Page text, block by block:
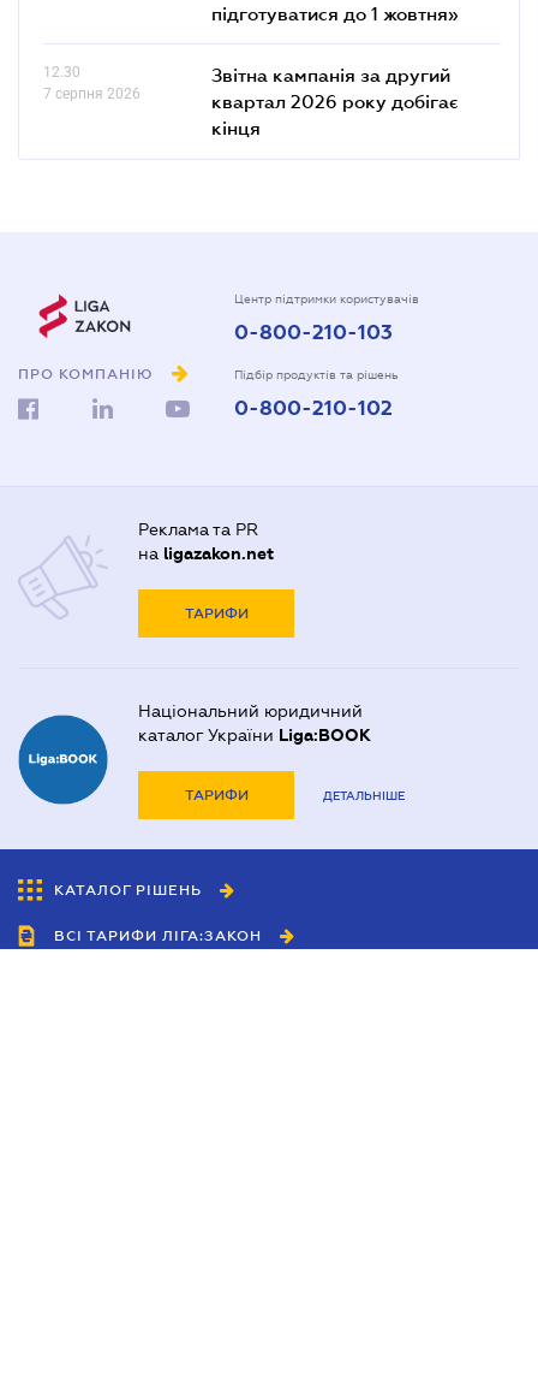
підготуватися до 1 жовтня»
12.30
7 серпня 2026
Звітна кампанія за другий
квартал 2026 року добігає
кінця
ПРО КОМПАНІЮ
Центр підтримки користувачів
0-800-210-103
Підбір продуктів та рішень
0-800-210-102
Реклама та PR
на ligazakon.net
ТАРИФИ
Національний юридичний
каталог України Liga:BOOK
ТАРИФИ ДЕТАЛЬНІШЕ
КАТАЛОГ РІШЕНЬ
ВСІ ТАРИФИ ЛІГА:ЗАКОН